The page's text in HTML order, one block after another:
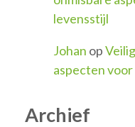
levensstijl
Johan op
aspecten
Archief